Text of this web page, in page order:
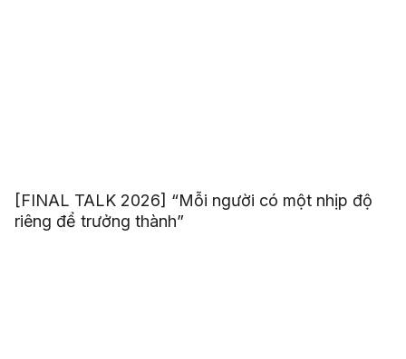
[FINAL TALK 2026] “Mỗi người có một nhịp độ
riêng để trưởng thành”